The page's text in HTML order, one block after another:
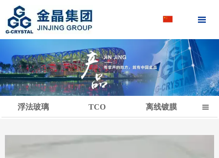

浮法玻璃 TCO 离线镀膜 